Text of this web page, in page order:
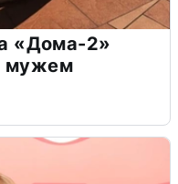
«Дома-2»
мужем